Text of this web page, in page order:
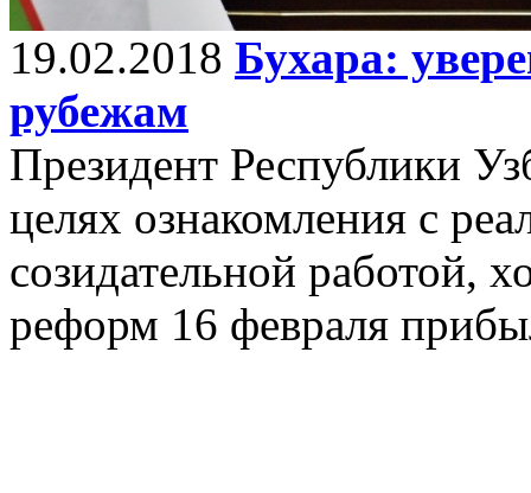
19.02.2018 Бухара:
рубежам
Президент Республики
целях ознакомления с
созидательной работой,
реформ 16 февраля